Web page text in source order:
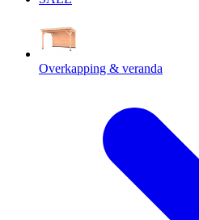
Overkapping & veranda